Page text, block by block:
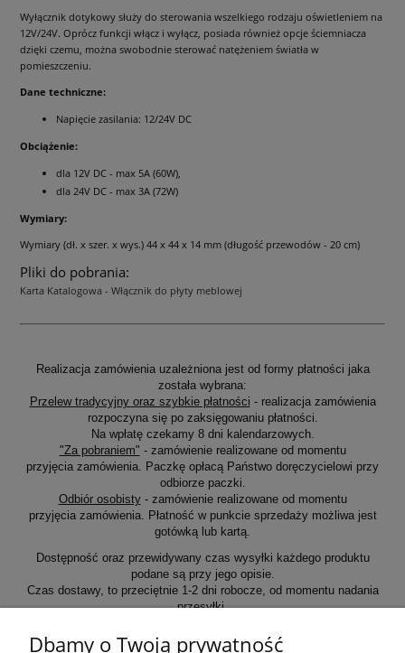
Wyłącznik dotykowy służy do sterowania wszelkiego rodzaju oświetleniem na
12V/24V. Oprócz funkcji włącz i wyłącz, posiada również opcje ściemniacza
dzięki czemu, można swobodnie sterować natężeniem światła w
pomieszczeniu.
Dane techniczne:
Napięcie zasilania: 12/24V DC
Obciążenie:
dla 12V DC - max 5A (60W),
dla 24V DC - max 3A (72W)
Wymiary:
Wymiary (dł. x szer. x wys.) 44 x 44 x 14 mm (długość przewodów - 20 cm)
Pliki do pobrania:
Karta Katalogowa - Włącznik do płyty meblowej
Realizacja zamówienia uzależniona jest od formy płatności jaka
została wybrana:
Przelew tradycyjny oraz szybkie płatności - realizacja zamówienia
rozpoczyna się po zaksięgowaniu płatności.
Na wpłatę czekamy 8 dni kalendarzowych.
"Za pobraniem" - zamówienie realizowane od momentu
przyjęcia zamówienia. Paczkę opłacą Państwo doręczycielowi przy
odbiorze paczki.
Odbiór osobisty- zamówienie realizowane od momentu
przyjęcia zamówienia. Płatność w punkcie sprzedaży możliwa jest
gotówką lub kartą.
Dostępność oraz przewidywany czas wysyłki każdego produktu
podane są przy jego opisie.
Czas dostawy, to przeciętnie 1-2 dni robocze, od momentu nadania
przesyłki.
Dbamy o Twoją prywatność